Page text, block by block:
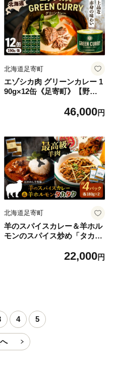
しょろ [BEBE008]
北海道足寄町
エゾシカ肉 グリーンカレー 1
90g×12缶《足寄町》【野生
北海道産 エゾシカ 肉 えぞ鹿
保存 46000 46000円[BEBE00
3]
46,000円
北海道足寄町
羊のスパイスカレー＆羊ホル
モンのスパイス炒め「タカタ
ック）《足寄町》【石田めん
つまみ 酒 北海道産 道産 あし
ょろ 北海道 22000 22000円
[BEAD014]
22,000円
4 5